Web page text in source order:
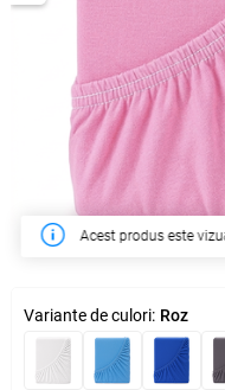
În săptămâna acesta
Variante de culori: Roz